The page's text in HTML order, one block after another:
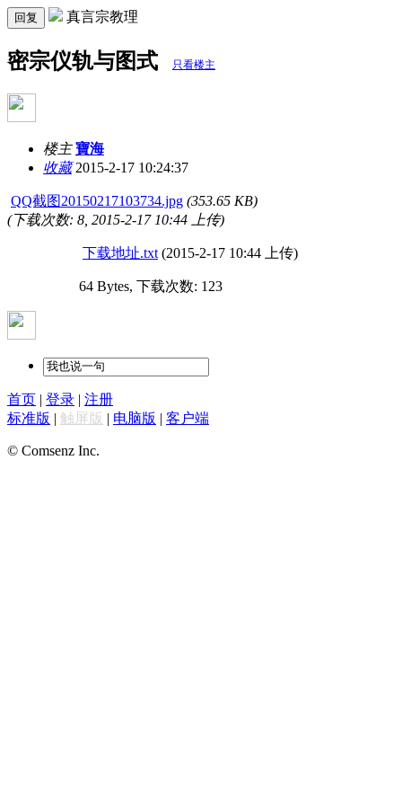
回复 真言宗教理
密宗仪轨与图式 只看楼主
楼主 寶海
收藏2015-2-17 10:24:37
QQ截图20150217103734.jpg (353.65 KB)
(下载次数: 8, 2015-2-17 10:44 上传)
下载地址.txt (2015-2-17 10:44 上传)
64 Bytes, 下载次数: 123
首页 | 登录 | 注册
标准版 | 触屏版 | 电脑版 | 客户端
© Comsenz Inc.